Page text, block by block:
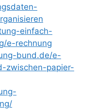
einfach-
e-rechnung
bund.de/e-
zwischen-papier-